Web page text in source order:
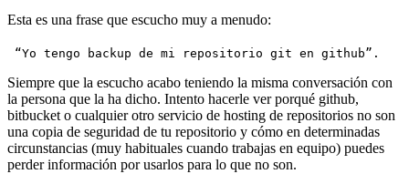
Esta es una frase que escucho muy a menudo:
“Yo tengo backup de mi repositorio git en github”.
Siempre que la escucho acabo teniendo la misma conversación con
la persona que la ha dicho. Intento hacerle ver porqué github,
bitbucket o cualquier otro servicio de hosting de repositorios no son
una copia de seguridad de tu repositorio y cómo en determinadas
circunstancias (muy habituales cuando trabajas en equipo) puedes
perder información por usarlos para lo que no son.